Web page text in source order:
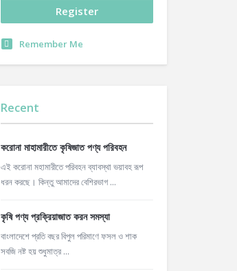
Remember Me
Recent
করোনা মাহামারীতে কৃষিজাত পণ্য পরিবহন
এই করোনা মহামারীতে পরিবহন ব্যাবস্থা ভয়াবহ রূপ
ধরন করছে। কিন্তু আমাদের বেশিরভাগ ...
কৃষি পণ্য প্রক্রিয়াজাত করন সমস্যা
বাংলাদেশে প্রতি বছর বিপুল পরিমাণে ফসল ও শাক
সবজি নষ্ট হয় শুধুমাত্র ...